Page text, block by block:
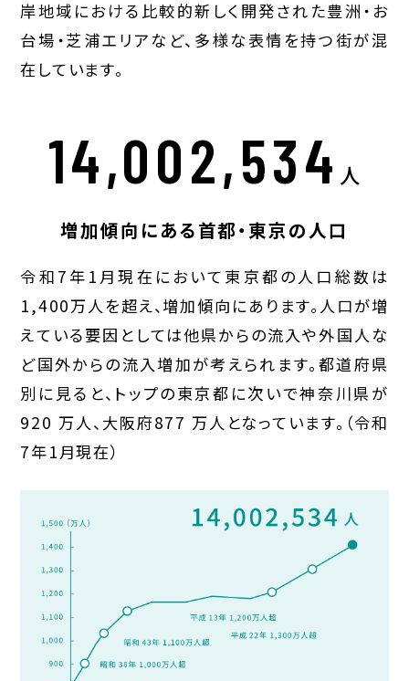
岸地域における比較的新しく開発された豊洲・お
台場・芝浦エリアなど、多様な表情を持つ街が混
在しています。
14,002,534 人
増加傾向にある首都・東京の人口
令和7年1月現在において東京都の人口総数は
1,400万人を超え、増加傾向にあります。人口が増
えている要因としては他県からの流入や外国人な
ど国外からの流入増加が考えられます。都道府県
別に見ると、トップの東京都に次いで神奈川県が
920 万人、大阪府877 万人となっています。（令和
7年1月現在）